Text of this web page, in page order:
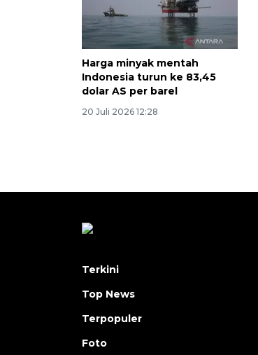
Harga minyak mentah
Indonesia turun ke 83,45
dolar AS per barel
20 Juli 2026 12:28
Terkini
Top News
Terpopuler
Foto